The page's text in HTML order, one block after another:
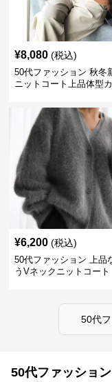
¥8,080 (税込)
50代ファッション 秋冬
ニットコート上品体型
¥6,200 (税込)
50代ファッション 上品
うVネックニットコート
50代
50代ファッショ